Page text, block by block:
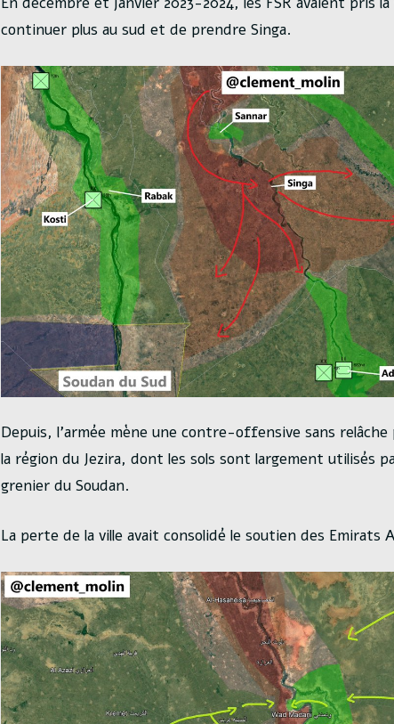
continuer plus au sud et de prendre Singa.
Depuis, l’armée mène une contre-offensive sans
la région du Jezira, dont les sols sont largement utilisés
grenier du Soudan.
La perte de la ville avait consolidé le soutien des Emirats